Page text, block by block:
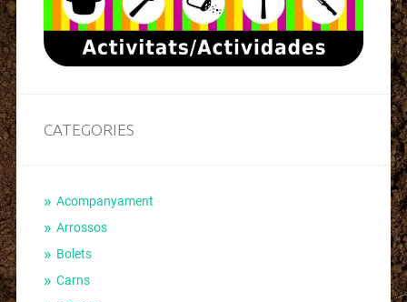
CATEGORIES
Acompanyament
Arrossos
Bolets
Carns